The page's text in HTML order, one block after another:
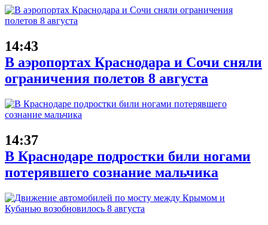
14:43
В аэропортах Краснодара и Сочи сняли
ограничения полетов 8 августа
14:37
В Краснодаре подростки били ногами
потерявшего сознание мальчика